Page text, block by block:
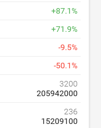
+87.1%
+71.9%
-9.5%
-50.1%
3200
205942000
236
15209100